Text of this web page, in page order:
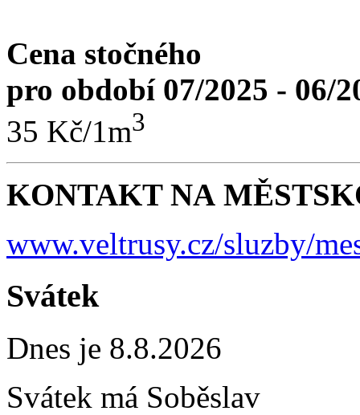
Cena stočného
pro období 07/2025 - 06/
35 Kč/1m3
KONTAKT NA
www.veltrusy.cz/sluzby/
Svátek
Dnes je 8.8.2026
Svátek má Soběslav